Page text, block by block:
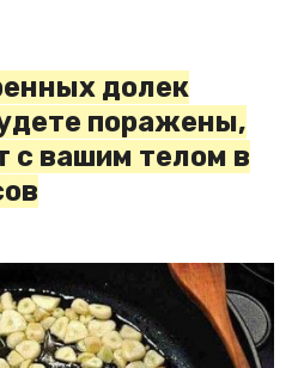
долек
поражены,
с вашим телом в